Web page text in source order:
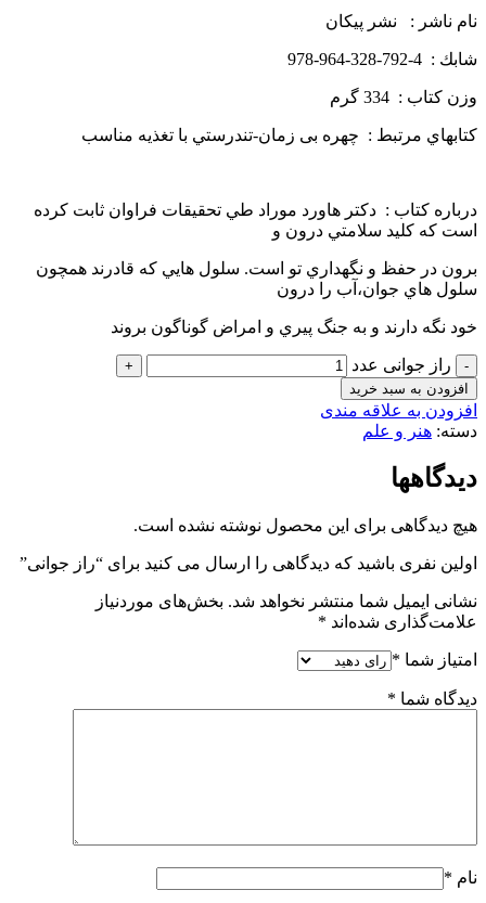
نام ناشر : نشر پيكان
شابك : 4-792-328-964-978
وزن كتاب : 334 گرم
كتاب­هاي مرتبط : چهره بی ­زمان-تندرستي با تغذيه مناسب
دربار­ه كتاب : دكتر هاورد موراد طي تحقيقات فراوان ثابت كرده
است كه كليد سلامتي درون و
برون در حفظ و نگهداري تو است. سلول هايي كه قادرند همچون
سلول هاي جوان،آب را درون
خود نگه دارند و به جنگ پيري و امراض گوناگون بروند
راز جوانی عدد
افزودن به سبد خرید
افزودن به علاقه مندی
دسته: هنر و علم
دیدگاهها
هیچ دیدگاهی برای این محصول نوشته نشده است.
اولین نفری باشید که دیدگاهی را ارسال می کنید برای “راز جوانی”
نشانی ایمیل شما منتشر نخواهد شد. بخش‌های موردنیاز
علامت‌گذاری شده‌اند *
امتیاز شما *
دیدگاه شما *
نام *